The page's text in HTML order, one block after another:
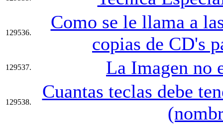
129536.
Como se le llama a
copias de CD's
129537. La Imagen no
129538.
Cuantas teclas debe